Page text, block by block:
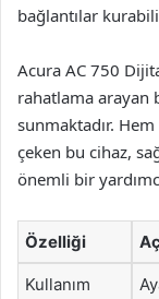
bağlantılar
Acura AC 750
rahatlama arayan
sunmaktadır.
çeken bu cihaz,
önemli bir
Özelliği
Kullanım